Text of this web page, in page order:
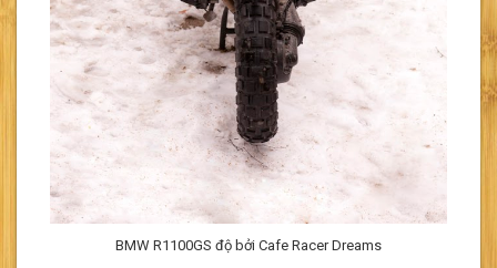
BMW R1100GS độ bởi Cafe Racer Dreams